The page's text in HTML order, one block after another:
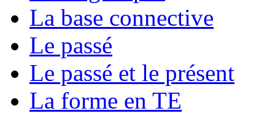
La base connective
Le passé
Le passé et le présent
La forme en TE